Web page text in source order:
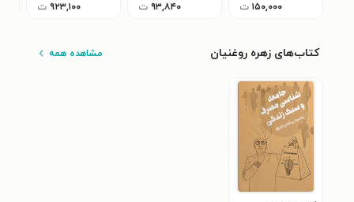
۱۵۰,۰۰۰ ت ۹۳,۸۴۰ ت ۹۲۳,۱۰۰ ت
کتاب‌های زهره روغنیان مشاهده همه